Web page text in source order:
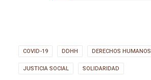
COVID-19 DDHH DERECHOS HUMANOS
JUSTICIA SOCIAL SOLIDARIDAD